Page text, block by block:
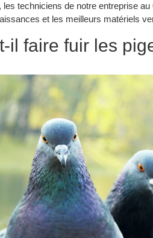
techniciens de notre entreprise
et les meilleurs matériels
il faire fuir les